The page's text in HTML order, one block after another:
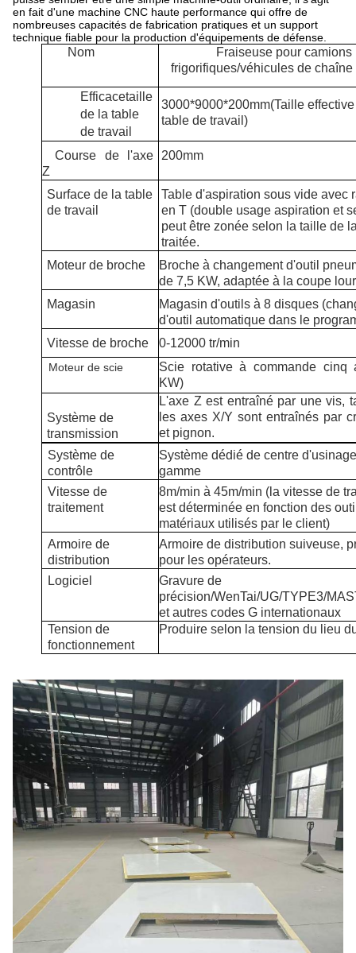
en fait d'une machine CNC haute performance qui offre de
nombreuses capacités de fabrication pratiques et un support
technique fiable pour la production d'équipements de défense.
Nom
Fraiseuse pour camions
frigorifiques/véhicules de chaîne
Efficacetaille
de la table
de travail
3000*9000*200mm(Taille
table de travail )
Course de l'axe
Z
200mm
Surface de la table
de travail
Table d'aspiration sous vide avec
en T (double usage aspiration et
peut être zonée selon la taille de
traitée.
Moteur de broche
Broche à changement d'outil
de 7,5 KW, adaptée à la coupe
Magasin
Magasin d'outils à 8 disques
d'outil automatique dans le
Vitesse de broche
0-12000 tr/min
Moteur de scie
Scie rotative à commande cinq
KW)
Système de
transmission
L'axe Z est entraîné par une vis,
les axes X/Y sont entraînés par
et pignon.
Système de
contrôle
Système dédié de centre
gamme
Vitesse de
traitement
8m/min à 45m/min (la vitesse de
est déterminée en fonction des
matériaux utilisés par le client)
Armoire de
distribution
Armoire de distribution suiveuse,
pour les opérateurs.
Logiciel
Gravure de
précision/WenTai/UG/TYPE3/
et autres codes G internationaux
Tension de
fonctionnement
Produire selon la tension du lieu